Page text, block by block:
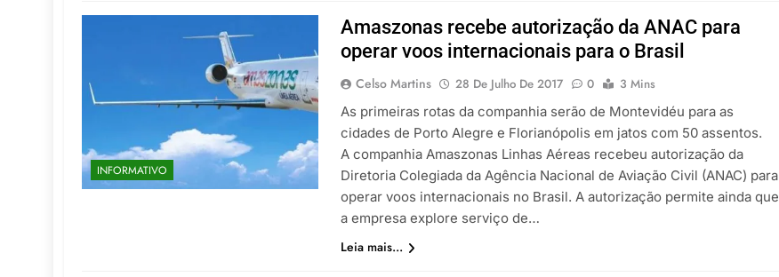
INFORMATIVO
Amaszonas recebe autorização da ANAC para
operar voos internacionais para o Brasil
Celso Martins 28 De Julho De 2017 0
3 Mins
As primeiras rotas da companhia serão de Montevidéu para as
cidades de Porto Alegre e Florianópolis em jatos com 50 assentos.
A companhia Amaszonas Linhas Aéreas recebeu autorização da
Diretoria Colegiada da Agência Nacional de Aviação Civil (ANAC) para
operar voos internacionais no Brasil. A autorização permite ainda que
a empresa explore serviço de…
Leia mais...